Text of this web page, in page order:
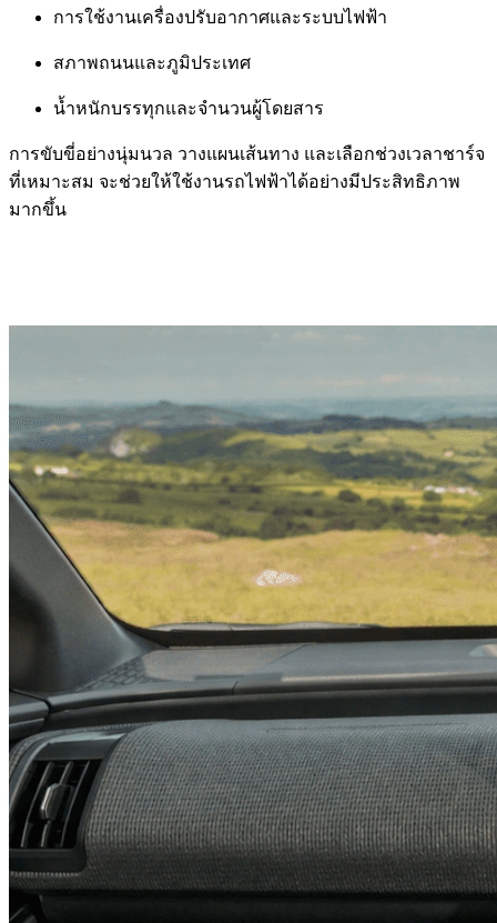
การใช้งานเครื่องปรับอากาศและระบบไฟฟ้า
สภาพถนนและภูมิประเทศ
น้ำหนักบรรทุกและจำนวนผู้โดยสาร
การขับขี่อย่างนุ่มนวล วางแผนเส้นทาง และเลือกช่วงเวลาชาร์จ
ที่เหมาะสม จะช่วยให้ใช้งานรถไฟฟ้าได้อย่างมีประสิทธิภาพ
มากขึ้น